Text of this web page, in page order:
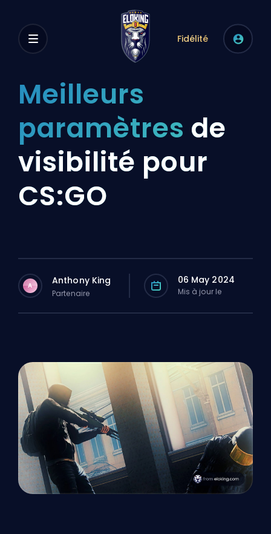
Fidélité
Meilleurs
paramètres de
visibilité pour
CS:GO
A Anthony King
Partenaire
06 May 2024
Mis à jour le